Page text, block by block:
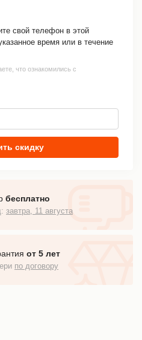
свой телефон в этой
время или в течение
что ознакомились с
скидку
бесплатно
завтра, 11 августа
от 5 лет
по договору